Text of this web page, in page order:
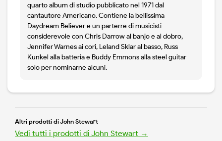
quarto album di studio pubblicato nel 1971 dal
cantautore Americano. Contiene la bellissima
Daydream Believer e un parterre di musicisti
considerevole con Chris Darrow al banjo e al dobro,
Jennifer Warnes ai cori, Leland Sklar al basso, Russ
Kunkel alla batteria e Buddy Emmons alla steel guitar
solo per nominarne alcuni.
Altri prodotti di John Stewart
Vedi tutti i prodotti di John Stewart →